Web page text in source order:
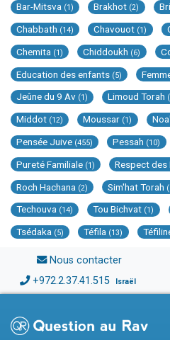
Bar-Mitsva (1) Brakhot (2)
Chabbath (14) Chavouot (1)
Chemita (1) Chiddoukh (6)
Education des enfants (5)
Jeûne du 9 Av (1) Limoud Torah
Middot (12) Moussar (1)
Pensée Juive (455) Pessah (10)
Pureté Familiale (1) Respect des
Roch Hachana (2) Sim'hat Torah
Techouva (14) Tou Bichvat (1)
Tsédaka (5) Téfila (13)
Nous contacter
+972.2.37.41.515 Israël